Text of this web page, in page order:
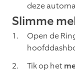
deze
Slimme
Open de
Tik op het